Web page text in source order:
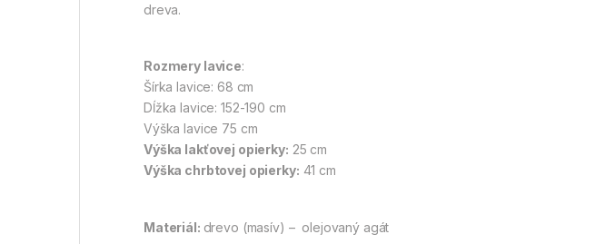
dreva.
Rozmery lavice:
Šírka lavice: 68 cm
Dĺžka lavice: 152-190 cm
Výška lavice 75 cm
Výška lakťovej opierky: 25 cm
Výška chrbtovej opierky: 41 cm
Materiál: drevo (masív) – olejovaný agát